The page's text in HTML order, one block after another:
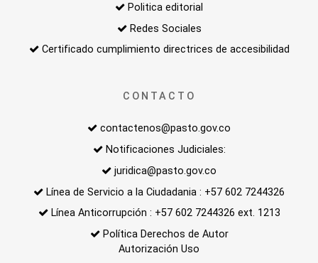
Politica editorial
Redes Sociales
Certificado cumplimiento directrices de accesibilidad
CONTACTO
contactenos@pasto.gov.co
Notificaciones Judiciales:
juridica@pasto.gov.co
Línea de Servicio a la Ciudadania : +57 602 7244326
Línea Anticorrupción : +57 602 7244326 ext. 1213
Política Derechos de Autor
Autorización Uso